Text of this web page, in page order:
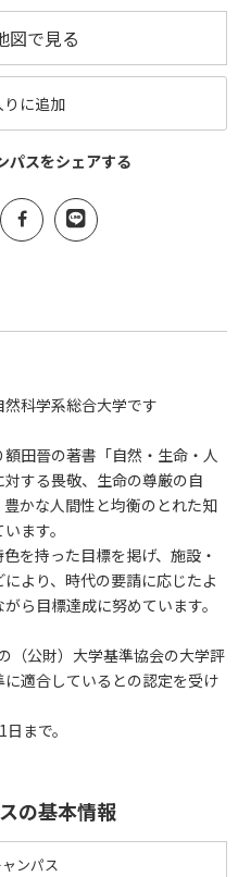
図で見る
りに追加
パスをシェアする
然科学系総合大学です
田晉の著書「自然・生命・人
する畏敬、生命の尊厳の自
かな人間性と均衡のとれた知
ます。
を持った目標を掲げ、施設・
より、時代の要請に応じたよ
ら目標達成に努めています。
（公財）大学基準協会の大学評
適合しているとの認定を受け
まで。
の基本情報
ンパス